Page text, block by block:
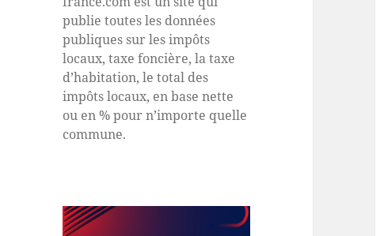
publie toutes les données
publiques sur les impôts
locaux, taxe foncière, la taxe
d’habitation, le total des
impôts locaux, en base nette
ou en % pour n’importe quelle
commune.